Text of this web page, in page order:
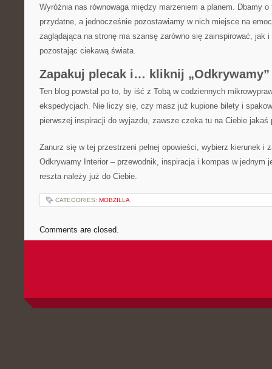
Wyróżnia nas równowaga między marzeniem a planem. Dbamy
przydatne, a jednocześnie pozostawiamy w nich miejsce na
zaglądająca na stronę ma szansę zarówno się zainspirować, jak
pozostając ciekawą świata.
Zapakuj plecak i… kliknij „Odkrywamy”
Ten blog powstał po to, by iść z Tobą w codziennych
ekspedycjach. Nie liczy się, czy masz już kupione bilety i
pierwszej inspiracji do wyjazdu, zawsze czeka tu na Ciebie jakaś
Zanurz się w tej przestrzeni pełnej opowieści, wybierz kierunek i
Odkrywamy Interior – przewodnik, inspiracja i kompas w jednym
reszta należy już do Ciebie.
CATEGORIES: MOBZILLA
Comments are closed.